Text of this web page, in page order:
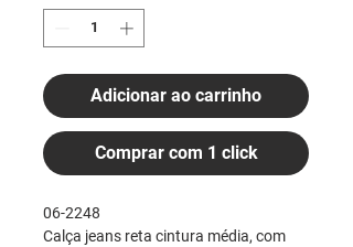
Adicionar ao carrinho
Comprar com 1 click
06-2248
Calça jeans reta cintura média, com